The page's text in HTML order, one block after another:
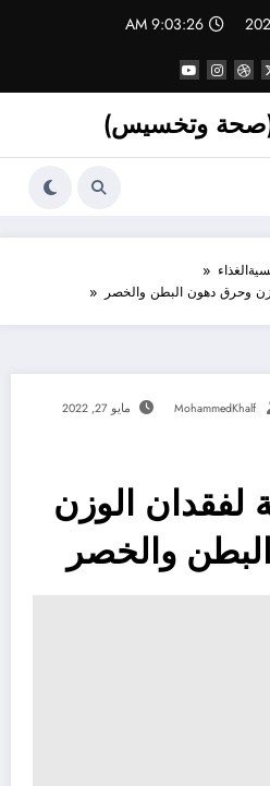
9:03:28 AM
(صحة وتخسيس)
الغذاء
وحرق دهون البطن والخصر
MohammedKhalf مايو 27, 2022
لفقدان الوزن
والخصر